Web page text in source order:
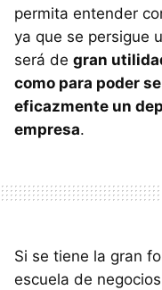
permita entender
ya que se persigue
será de gran
como para poder
eficazmente un
empresa.
Si se tiene la gran
escuela de